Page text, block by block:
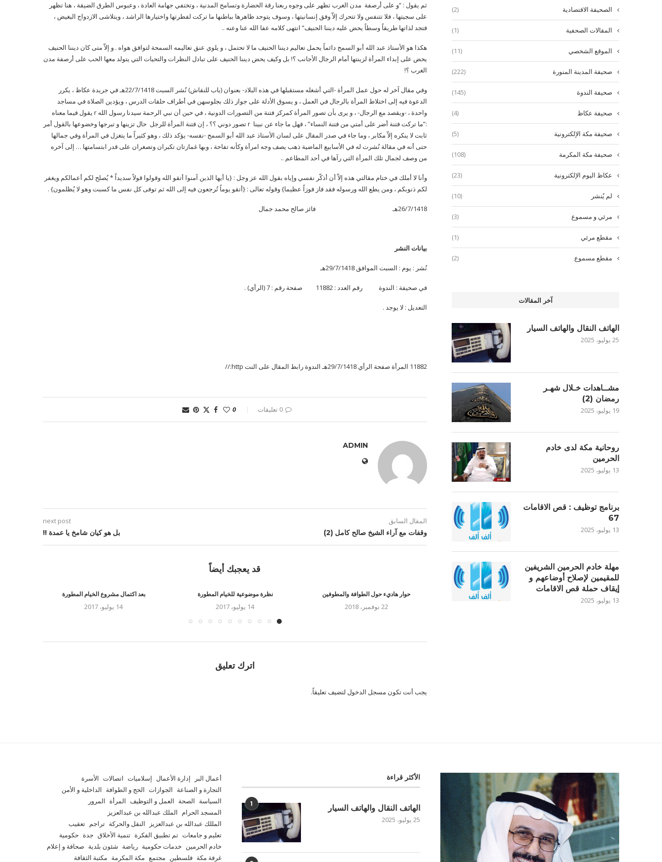
ثم يقول : “و على أرصفة مدن الغرب تظهر على وجوه ربعنا رقة الحضارة وتسامح المدنية ، وتختفي جهامة العادة ، وعبوس الطرق الضيقة ، هنا تظهر
على سجيتها ، فلا تتنفس ولا تتحرك إلاّ وفق إنسانيتها ، وسوف يتوحد ظاهرها بباطنها ما تركت لفطرتها واختيارها الراشد ، ويتلاشى الازدواج البغيض ،
فتجد لذاتها طريقاً وسطاً يحض عليه ديننا الحنيف” انتهى كلامه عفا الله عنا وعنه ..
هكذا هو الأستاذ عبد الله أبو السمح دائماً يحمل تعاليم ديننا الحنيف ما لا تحتمل ، و يلوي عنق تعاليمه السمحة لتوافق هواه . و إلاّ متى كان ديننا الحنيف
يحض على إبداء المرأة لزينتها أمام الرجال الأجانب ؟! بل وكيف يحض ديننا الحنيف على تبادل النظرات والتحيات التي يتولد معها الحب على أرصفة مدن
الغرب ؟!
وفي مقال آخر له حول عمل المرأة -التي أشغله مستقبلها في هذه البلاد- بعنوان (باب للنقاش) نُشر السبت 22/7/1418هـ في جريدة عكاظ ، يكرر
الدعوة فيه إلى اختلاط المرأة بالرجال في العمل ، و يسوق الأدلة على جواز ذلك بجلوسهن في أطراف حلقات الدرس ، ويؤدين الصلاة في مساجد
واحدة ، -ويقصد مع الرجال- ، و يرى بأن تصور المرأة كمركز فتنة من التصورات الدونية ، في حين أن نبي الرحمة سيدنا رسول الله r يقول فيما معناه
:”ما تركت فتنة أضر على أمتي من فتنة النساء” ، فهل ما جاء عن نبينا r تصور دوني ؟؟ ، إن فتنة المرأة للرجل حال تزينها و تبرجها وخضوعها بالقول أمر
ثابت لا ينكره إلاّ مكابر ، وما جاء في صدر المقال على لسان الأستاذ عبد الله أبو السمح -نفسه- يؤكد ذلك ، وهو كثيراً ما يتغزل في المرأة وفي جمالها
حتى أنه في مقالة نُشرت له في الأسابيع الماضية ذهب يصف وجه امرأة وكأنه تفاحة ، وبها غمازتان تكبران وتصغران على قدر ابتسامتها … إلى آخره
من وصف لجمال تلك المرأة التي رآها في أحد المطاعم ..
وأنا لا أملك في ختام مقالتي هذه إلاّ أن أذكّر نفسي وإياه بقول الله عز وجل : {يا أيها الذين آمنوا أتقو الله وقولوا قولاً سديداً * يُصلح لكم أعمالكم ويغفر
لكم ذنوبكم ، ومن يطع الله ورسوله فقد فاز فوزاً عظيما} وقوله تعالى : {أتقو يوماً تُرجعون فيه إلى الله ثم توفى كل نفس ما كسبت وهو لا يُظلمون} .
26/7/1418هـ فائز صالح محمد جمال
بيانات النشر
نُشر : يوم : السبت الموافق 29/7/1418هـ
في صحيفة : الندوة رقم العدد : 11882 صفحة رقم : 7 (الرأي) .
التعديل : لا يوجد .
11882 المرأة صفحة الرأي 29/7/1418هـ الندوة رابط المقال على النت http://
0 تعليقات 0
ADMIN
المقال السابق
وقفات مع آراء الشيخ صالح كامل (2)
next post
بل هو كيان شامخ يا عمدة !!
قد يعجبك أيضاً
حوار هاديء حول الطوافة والمطوفين
22 نوفمبر، 2018
نظرة موضوعية للخيام المطورة
14 يوليو، 2017
بعد اكتمال مشروع الخيام المطورة
14 يوليو، 2017
اترك تعليق
يجب أنت تكون مسجل الدخول لتضيف تعليقاً.
الصحيفة الاقتصادية (2)
المقالات الصحفية (1)
الموقع الشخصي (11)
صحيفة المدينة المنورة (222)
صحيفة الندوة (145)
صحيفة عكاظ (4)
صحيفة مكة الإلكترونية (5)
صحيفة مكة المكرمة (108)
عكاظ اليوم الإلكترونية (23)
لم يُنشر (10)
مرئي و مسموع (3)
مقطع مرئي (1)
مقطع مسموع (2)
آخر المقالات
الهاتف النقال والهاتف السيار
25 يوليو، 2025
مشــاهدات خـلال شهـر
رمضان (2)
19 يوليو، 2025
روحانية مكة لدى خادم
الحرمين
13 يوليو، 2025
برنامج توظيف : قص الاقامات
67
13 يوليو، 2025
مهلة خادم الحرمين الشريفين
للمقيمين لإصلاح أوضاعهم و
إيقاف حملة قص الاقامات
13 يوليو، 2025
الأكثر قراءة
1 الهاتف النقال والهاتف السيار
25 يوليو، 2025
أعمال البر إدارة الأعمال إسلاميات اتصالات الأسرة
التجارة و الصناعة الجوازات الحج و الطوافة الداخلية و الأمن
السياسة الصحة العمل و التوظيف المرأة المرور
المسجد الحرام الملك عبدالله بن عبدالعزيز
المللك عبدالله بن عبدالعزيز
النقل والحركة تراجم تعقيب
تعليم و جامعات تم تطبيق الفكرة تنمية الأخلاق جدة حكومية
خادم الحرمين خدمات حكومية رياضة شئون بلدية صحافة و إعلام
غرفة مكة فلسطين مجتمع مكة المكرمة مكتبة الثقافة